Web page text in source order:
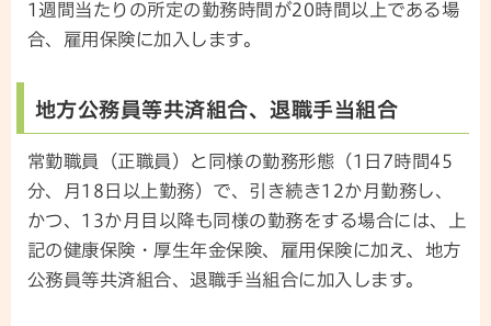
1週間当たりの所定の勤務時間が20時間以上である場
合、雇用保険に加入します。
地方公務員等共済組合、退職手当組合
常勤職員（正職員）と同様の勤務形態（1日7時間45
分、月18日以上勤務）で、引き続き12か月勤務し、
かつ、13か月目以降も同様の勤務をする場合には、上
記の健康保険・厚生年金保険、雇用保険に加え、地方
公務員等共済組合、退職手当組合に加入します。